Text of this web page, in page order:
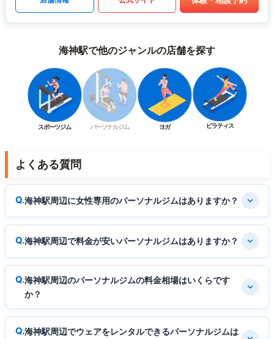
海神駅で他のジャンルの店舗を探す
スポーツジム パーソナルジム ヨガ ピラティス
よくある質問
海神駅周辺に女性専用のパーソナルジムはありますか？
海神駅周辺で料金が安いパーソナルジムはありますか？
海神駅周辺のパーソナルジムの料金相場はいくらです
か？
海神駅周辺でウェアをレンタルできるパーソナルジムは